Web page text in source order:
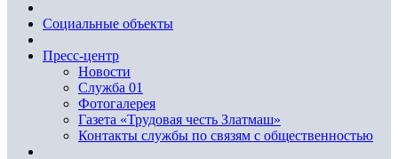
Социальные объекты
Пресс-центр
Новости
Служба 01
Фотогалерея
Газета «Трудовая честь Златмаш»
Контакты службы по связям с общественностью